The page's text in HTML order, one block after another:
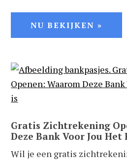
NU BEKIJKEN »
Gratis Zichtrekening
Deze Bank Voor Jou Het
Wil je een gratis